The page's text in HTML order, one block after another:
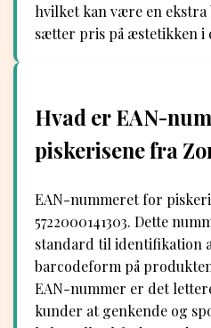
hvilket kan være en
sætter pris på æstetikken i
Hvad er EAN-
piskerisene fra
EAN-nummeret for
5722000141303. Dette
standard til identifikation
barcodeform på
EAN-nummer er det
kunder at genkende og